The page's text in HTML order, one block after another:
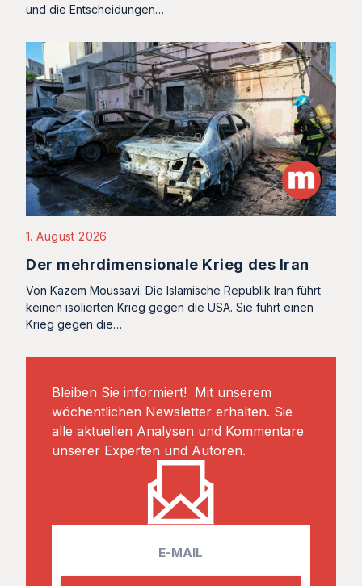
und die Entscheidungen…
1. August 2026
Der mehrdimensionale Krieg des Iran
Von Kazem Moussavi. Die Islamische Republik Iran führt
keinen isolierten Krieg gegen die USA. Sie führt einen
Krieg gegen die…
Bleiben Sie informiert! Mit unserem
wöchentlichen Newsletter erhalten. Sie
alle aktuellen Analysen und Kommentare
unserer Experten und Autoren.
a